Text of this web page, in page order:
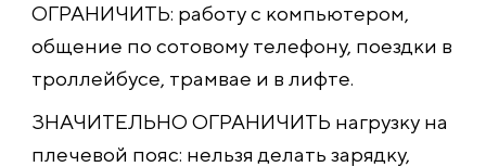
ОГРАНИЧИТЬ: работу с компьютером,
общение по сотовому телефону, поездки в
троллейбусе, трамвае и в лифте.
ЗНАЧИТЕЛЬНО ОГРАНИЧИТЬ нагрузку на
плечевой пояс: нельзя делать зарядку,